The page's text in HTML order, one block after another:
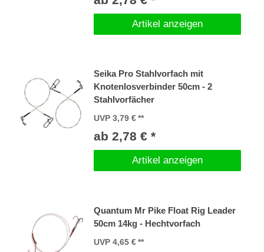
Artikel anzeigen
Seika Pro Stahlvorfach mit
Knotenlosverbinder 50cm - 2
Stahlvorfächer
UVP 3,79 €
ab 2,78 € *
Artikel anzeigen
Quantum Mr Pike Float Rig Leader
50cm 14kg - Hechtvorfach
UVP 4,65 €